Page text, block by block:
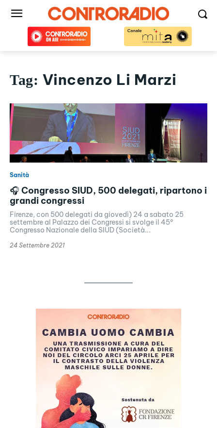
Tag: Vincenzo Li Marzi
Sanità
🎧 Congresso SIUD, 500 delegati, ripartono i
grandi congressi
Firenze, con 500 delegati da giovedì) 24 a sabato 25
settembre al Palazzo dei Congressi si svolge il 45°
Congresso Nazionale della SIUD (Società...
24 Settembre 2021